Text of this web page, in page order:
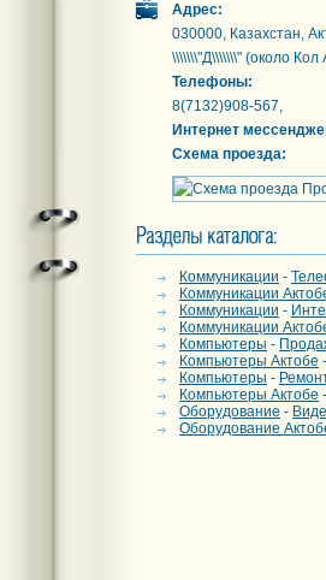
Адрес:
030000, Казахстан,
\\\\\\\"Д\\\\\\\" (около Кол
Телефоны:
8(7132)908-567,
Интернет
Схема проезда:
Коммуникации -
Коммуникации
Коммуникации -
Коммуникации
Компьютеры -
Компьютеры Актобе
Компьютеры -
Компьютеры Актобе
Оборудование -
Оборудование